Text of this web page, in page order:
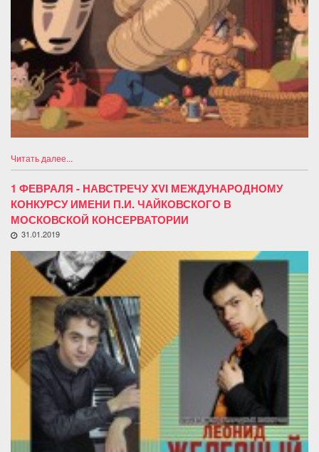
Читать далее...
1 ФЕВРАЛЯ - НАВСТРЕЧУ XVI МЕЖДУНАРОДНОМУ
КОНКУРСУ ИМЕНИ П.И. ЧАЙКОВСКОГО В
МОСКОВСКОЙ КОНСЕРВАТОРИИ
31.01.2019